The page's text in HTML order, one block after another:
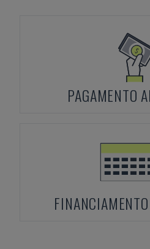
PAGAMENTO